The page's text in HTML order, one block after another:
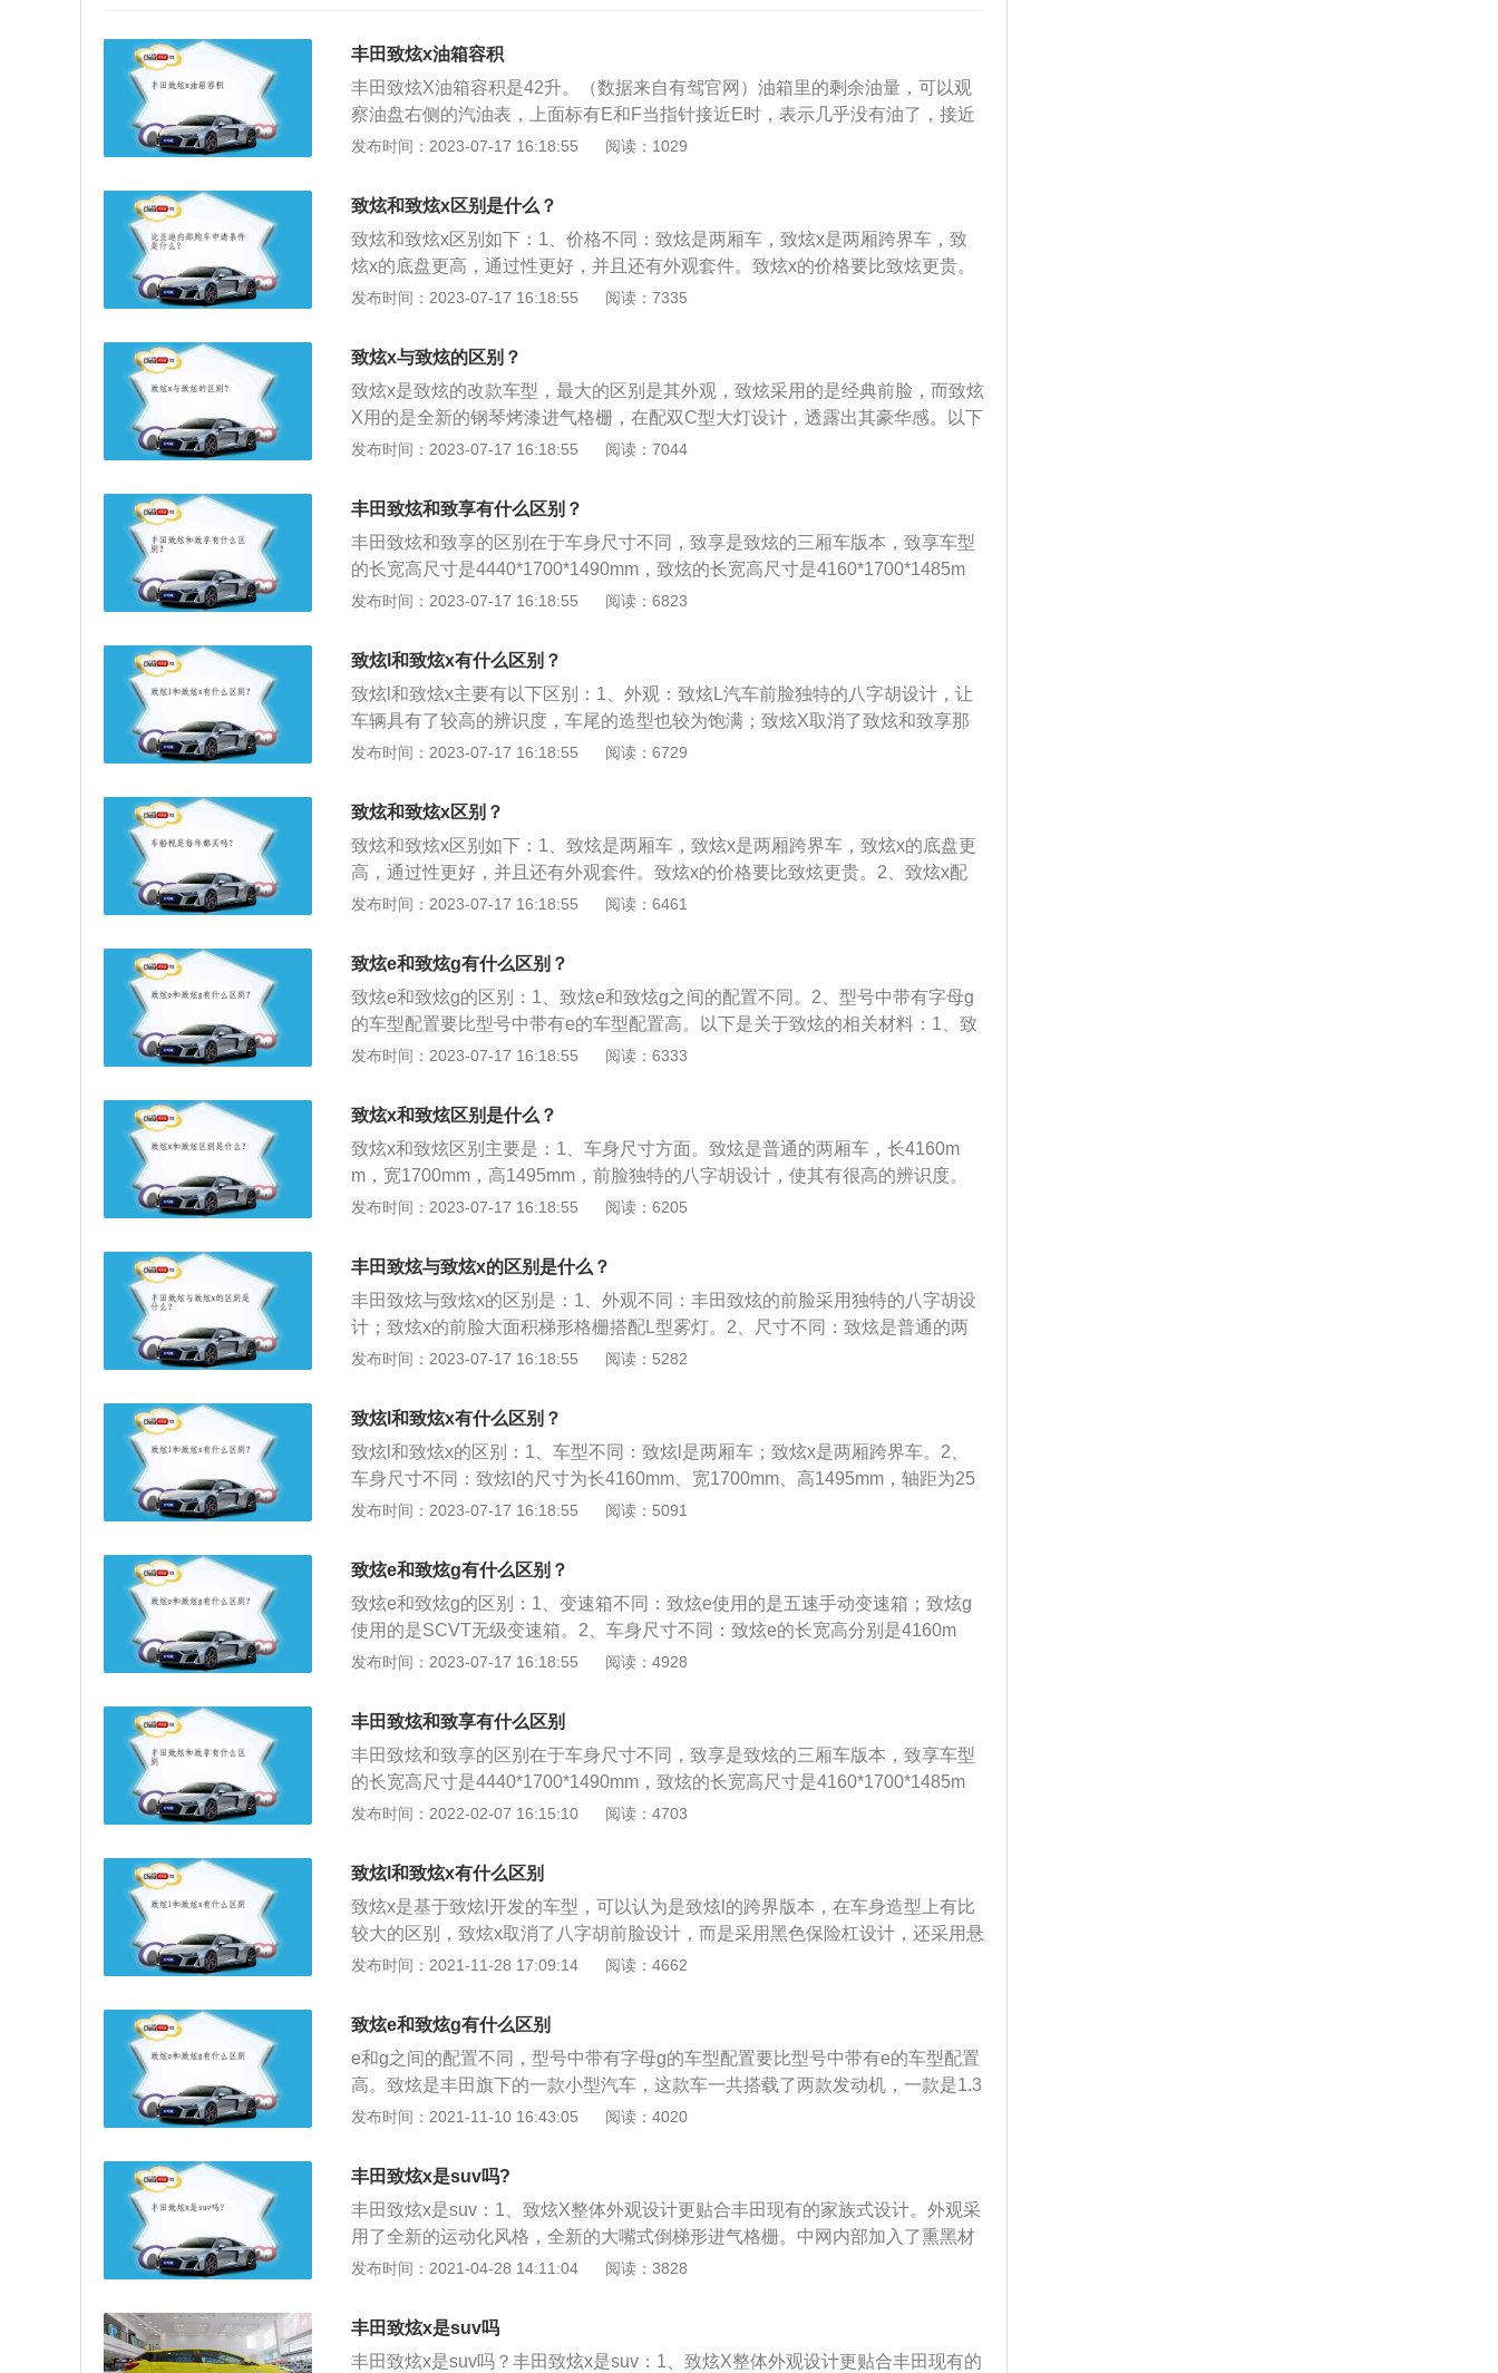
丰田致炫x油箱容积
丰田致炫X油箱容积是42升。（数据来自有驾官网）油箱里的剩余油量，可以观
察油盘右侧的汽油表，上面标有E和F当指针接近E时，表示几乎没有油了，接近
F时，表示油量足够。丰田致炫加油注意事项：1、防止安全隐患，加油枪一定要
全。3、加油时，不主张人员在车内逗留，如果有人员停留在车内，请关紧车
门，并且不要玩电子设备。除静电也是加油需要注意的环节，拿加油枪时要先除
静电，可以触摸下金属等东西。4、加油时关闭发动机以及一切电源，防止电流
或高温引发火灾。5、添加燃油时不抽烟、不打电话、不携带或产生明火，谨防
引爆燃油。6、为防汽车行进过程中抛锚，在剩余油量接近1/4时就必须要去加油
漏油。对于装有空空气阀和蒸汽阀的油箱盖，检查通风孔是否畅通。加油口的滤
网应保持良好状态，防止杂质进入油箱，堵塞油路。加油口盖的密封垫片也要完
好，以免行驶中油箱漏油。
发布时间：2023-07-17 16:18:55 阅读：1029
致炫和致炫x区别是什么？
致炫和致炫x区别如下：1、价格不同：致炫是两厢车，致炫x是两厢跨界车，致
炫x的底盘更高，通过性更好，并且还有外观套件。致炫x的价格要比致炫更贵。
2、外型不同：致炫x配备了车顶行李架，宽度比致炫多了20毫米，高度多了25毫
1495mm，轴距则为2550mm。致炫X的车身尺寸长度是4160mm，宽度是1720m
m，高度是1520mm，轴距则是2550mm。
发布时间：2023-07-17 16:18:55 阅读：7335
致炫x与致炫的区别？
致炫x是致炫的改款车型，最大的区别是其外观，致炫采用的是经典前脸，而致炫
X用的是全新的钢琴烤漆进气格栅，在配双C型大灯设计，透露出其豪华感。以下
是相关介绍：1、区别：致炫是普通的两厢车，长4160mm，宽1700mm，高149
长4160mm，宽1720mm，高1520mm，前脸大面积梯形格栅搭配L型雾灯，很有
个性。2、动力系统：动力上全系搭载1.5L自然吸气发动机，最大功率81kw，峰
值扭矩为138Nm，而传动除了致炫的入门车型匹配5挡手动之外，其他的都是搭
配CVT无级变速箱。但其全系车型均满足国六排放标准，这是其一大亮点。
发布时间：2023-07-17 16:18:55 阅读：7044
丰田致炫和致享有什么区别？
丰田致炫和致享的区别在于车身尺寸不同，致享是致炫的三厢车版本，致享车型
的长宽高尺寸是4440*1700*1490mm，致炫的长宽高尺寸是4160*1700*1485m
m，两者轴距都是2550mm。以下是相关介绍：1、配置：安全配置上拥有主/副驾
牵制以及车身稳定系统等等。辅助配置包括发动机启停技术、上坡辅助以及自动
调节大灯等。2、悬架：悬架采用的是前麦弗逊式独立悬架以及后扭力梁非独立
徐那家，采用的是前置前驱的方式。
发布时间：2023-07-17 16:18:55 阅读：6823
致炫l和致炫x有什么区别？
致炫l和致炫x主要有以下区别：1、外观：致炫L汽车前脸独特的八字胡设计，让
车辆具有了较高的辨识度，车尾的造型也较为饱满；致炫X取消了致炫和致享那
种八字胡前脸，改为使用与雷克萨斯类似的梯形设计，配合黑色的保险杆设计，
495mm，轴距则为2550mm；致炫X长度是4160mm，宽度是1720mm，高度是1
520mm，轴距则是2550mm。
发布时间：2023-07-17 16:18:55 阅读：6729
致炫和致炫x区别？
致炫和致炫x区别如下：1、致炫是两厢车，致炫x是两厢跨界车，致炫x的底盘更
高，通过性更好，并且还有外观套件。致炫x的价格要比致炫更贵。2、致炫x配
备了车顶行李架，这款车宽度比致炫多了20毫米，高度多了25毫米。3、这两款
动机在原厂状态下可以输出110马力和138牛米的最大扭矩。这款发动机搭载了双
vvt-i可变气门正时系统。与这款发动机匹配的是5速手动变速箱或cvt变速箱。4、
致炫的前悬架使用了麦弗逊独立悬架，后悬架使用了扭力梁非独立悬架。后悬架
使用扭力梁是为了降低成本，这样可以降低售价提高市场竞争力。
发布时间：2023-07-17 16:18:55 阅读：6461
致炫e和致炫g有什么区别？
致炫e和致炫g的区别：1、致炫e和致炫g之间的配置不同。2、型号中带有字母g
的车型配置要比型号中带有e的车型配置高。以下是关于致炫的相关材料：1、致
炫是丰田旗下的一款小型汽车，这款车一共搭载了两款发动机，一款是1.3升自然
独立是架，后是架使用了扭力梁非独立鼎架。
发布时间：2023-07-17 16:18:55 阅读：6333
致炫x和致炫区别是什么？
致炫x和致炫区别主要是：1、车身尺寸方面。致炫是普通的两厢车，长4160m
m，宽1700mm，高1495mm，前脸独特的八字胡设计，使其有很高的辨识度。
致炫x是跨界的两厢车，长4160mm，宽1720mm，高1520mm，前脸大面积梯形
搭配行李架和鲨鱼鳍，给人一种是SUV车的感觉，再一个整体感觉上。致炫X稍
微高一些。致炫的尾部比较饱满，但致炫X的尾部层次更加丰富一些，其采用钢
琴烤漆，更有档次，致炫给人的整体感觉更加精炼一些。
发布时间：2023-07-17 16:18:55 阅读：6205
丰田致炫与致炫x的区别是什么？
丰田致炫与致炫x的区别是：1、外观不同：丰田致炫的前脸采用独特的八字胡设
计；致炫x的前脸大面积梯形格栅搭配L型雾灯。2、尺寸不同：致炫是普通的两
厢车，长宽高分别为4160mm、1700mm、1495mm；致炫x是跨界的两厢车，长
马力为112Ps，最大功率为82kW，最大扭矩为139Nm。
发布时间：2023-07-17 16:18:55 阅读：5282
致炫l和致炫x有什么区别？
致炫l和致炫x的区别：1、车型不同：致炫l是两厢车；致炫x是两厢跨界车。2、
车身尺寸不同：致炫l的尺寸为长4160mm、宽1700mm、高1495mm，轴距为25
50mm；致炫x的尺寸为长4160mm、宽1720mm、高1520mm，轴距为2500m
器，底盘采用前麦弗逊式后扭力梁式非独立悬挂。
发布时间：2023-07-17 16:18:55 阅读：5091
致炫e和致炫g有什么区别？
致炫e和致炫g的区别：1、变速箱不同：致炫e使用的是五速手动变速箱；致炫g
使用的是SCVT无级变速箱。2、车身尺寸不同：致炫e的长宽高分别是4160m
m、1700mm、1485mm；致炫g的长宽高分别是4160mm、1700mm、1495m
升自然吸气发动机，另一款是1.5升自然吸气发动机。1.3升自然吸气发动机的最
大功率为73千瓦，最大扭矩为123牛米，最大功率转速为每分钟6000转，最大扭
矩转速为每分钟4200转。1.5升自然吸气发动机的最大功率为81千瓦，最大扭矩
为138牛米，最大功率转速为每分钟6000转，最大扭矩转速为每分钟4200转。
发布时间：2023-07-17 16:18:55 阅读：4928
丰田致炫和致享有什么区别
丰田致炫和致享的区别在于车身尺寸不同，致享是致炫的三厢车版本，致享车型
的长宽高尺寸是4440*1700*1490mm，致炫的长宽高尺寸是4160*1700*1485m
m，两者轴距都是2550mm。这两款车型除了尺寸不同以外，其他的汽车配置以
那家，采用的是前置前驱的方式。安全配置上拥有主/副驾驶位安全气囊、安全带
未系提示、ABS防抱死、制动力分别、刹车辅助、牵引力牵制以及车身稳定系统
等等。辅助配置包括发动机启停技术、上坡辅助以及自动调节大灯等。
发布时间：2022-02-07 16:15:10 阅读：4703
致炫l和致炫x有什么区别
致炫x是基于致炫l开发的车型，可以认为是致炫l的跨界版本，在车身造型上有比
较大的区别，致炫x取消了八字胡前脸设计，而是采用黑色保险杠设计，还采用悬
浮式车顶设计。致炫是广汽丰田公司推出的一款新车型，汽车的定位为驾趣时尚
升级，在原有车型的基础上延续了空间品质和造型的优势。汽车推出8款不同动
力车型，售价在6.98万元至10.48万元，外观维持了原有车型超大车身尺寸和前脸
的设计风格，车内中控台升级线条设计时，音响控制区域和空调控制区域在视觉
上具有更清晰的划分，在腿部空间进行了再次升级。
发布时间：2021-11-28 17:09:14 阅读：4662
致炫e和致炫g有什么区别
e和g之间的配置不同，型号中带有字母g的车型配置要比型号中带有e的车型配置
高。致炫是丰田旗下的一款小型汽车，这款车一共搭载了两款发动机，一款是1.3
升自然吸气发动机，另一款是1.5升自然吸气发动机。1.3升自然吸气发动机代号
速为6000转每分钟，最大扭矩转速为4200转每分钟。这款发动机搭载了双vvt-i可
变气门正时系统，并且使用了铝合金缸盖缸体。1.5升自然吸气发动机的最大功率
为81kw，最大扭矩为138牛米，最大功率转速为6000转每分钟，最大扭矩转速为
4200转每分钟。这款发动机搭载了vvt-i双可变气门正时系统，并且使用了铝合金
缸盖缸体。与1.3升自然吸气发动机匹配的是5速手动变速箱或cvt变速箱，与1.5
弗逊式独立悬架，后悬架使用了扭力梁非独立悬架。致炫的价格比较便宜，并且
可靠性和耐用性也不错，致炫对于家用代步来说，是一个不错的选择。
发布时间：2021-11-10 16:43:05 阅读：4020
丰田致炫x是suv吗?
丰田致炫x是suv：1、致炫X整体外观设计更贴合丰田现有的家族式设计。外观采
用了全新的运动化风格，全新的大嘴式倒梯形进气格栅。中网内部加入了熏黑材
质装饰，四周则采用银色镀铬饰条勾勒；2、此外，全新造型LED大灯内部加入
灯造型更加立体，中央亮黑色烤漆面连接两侧尾灯，形成了贯穿式效果，下方护
板采用黑银配色，增强运动氛围；3、尺寸方面，致炫X的长宽高为4160\/1720\/1
发布时间：2021-04-28 14:11:04 阅读：3828
丰田致炫x是suv吗
丰田致炫x是suv吗？丰田致炫x是suv：1、致炫X整体外观设计更贴合丰田现有的